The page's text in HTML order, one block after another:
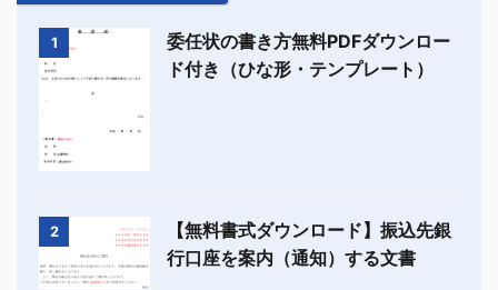
1
委任状の書き方無料PDFダウンロー
ド付き（ひな形・テンプレート）
2
【無料書式ダウンロード】振込先銀
行口座を案内（通知）する文書